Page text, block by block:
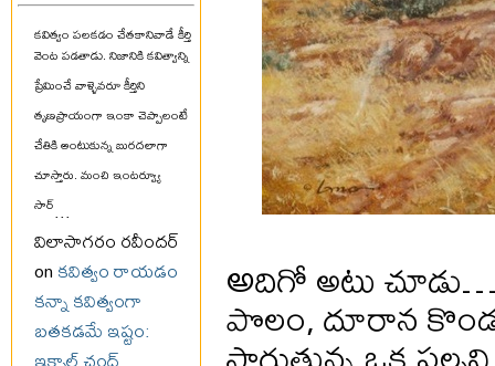
కవిత్వం పలకడం చేతకానివాడే కీర్తి
వెంట పడతాడు. నిజానికి కవిత్వాన్ని
ప్రేమించే వాళ్ళెవరూ కీర్తిని
తృణప్రాయంగా ఇంకా చెప్పాలంటే
చేతికి అంటుకున్న బురదలాగా
చూస్తారు. మంచి ఇంటర్వ్యూ
సార్...
విలాసాగరం రవీందర్
onకవిత్వం రాయడం
కన్నా కవిత్వంగా
బతకడమే ఇష్టం:
అదిగో అటు చూడు…,
పొలం, దూరాన